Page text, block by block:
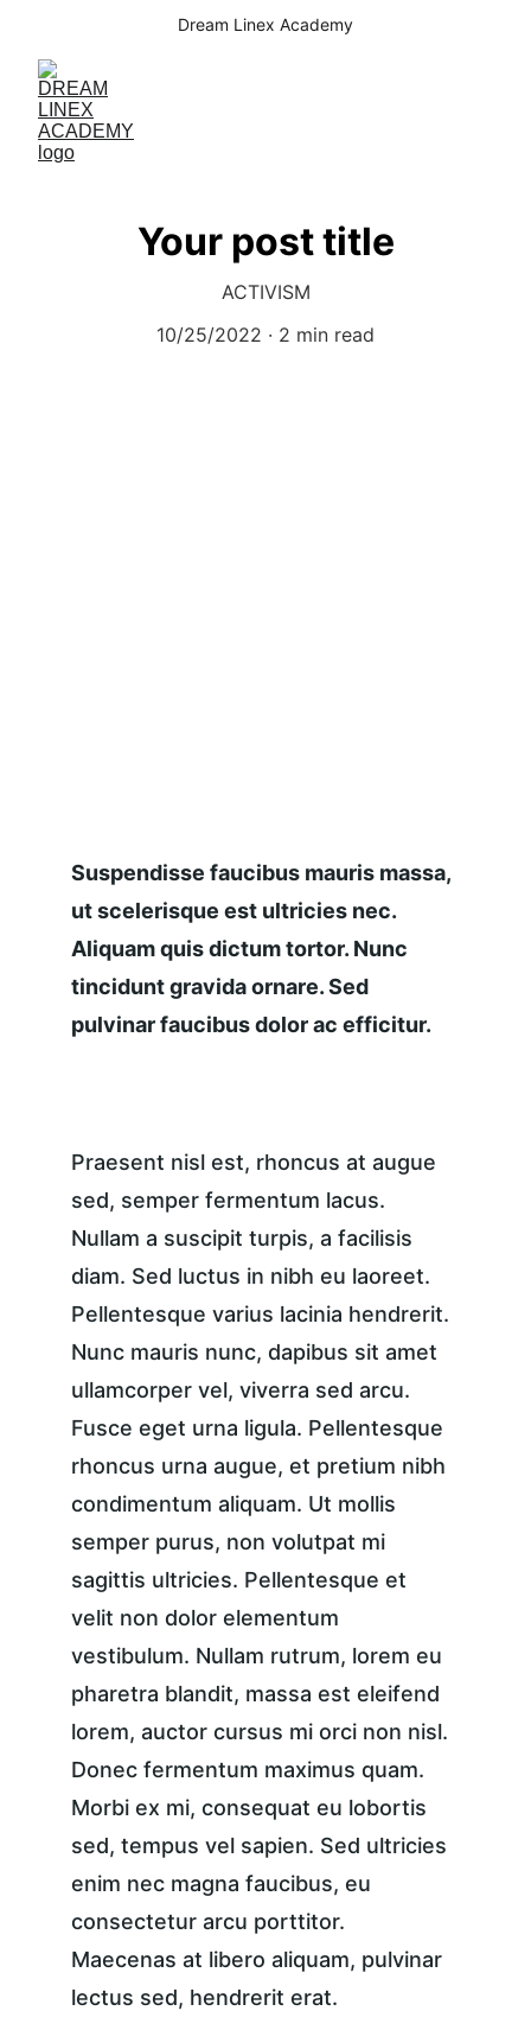
Dream Linex Academy
Your post title
ACTIVISM
10/25/2022
2 min read
Suspendisse faucibus mauris massa,
ut scelerisque est ultricies nec.
Aliquam quis dictum tortor. Nunc
tincidunt gravida ornare. Sed
pulvinar faucibus dolor ac efficitur.
Praesent nisl est, rhoncus at augue
sed, semper fermentum lacus.
Nullam a suscipit turpis, a facilisis
diam. Sed luctus in nibh eu laoreet.
Pellentesque varius lacinia hendrerit.
Nunc mauris nunc, dapibus sit amet
ullamcorper vel, viverra sed arcu.
Fusce eget urna ligula. Pellentesque
rhoncus urna augue, et pretium nibh
condimentum aliquam. Ut mollis
semper purus, non volutpat mi
sagittis ultricies. Pellentesque et
velit non dolor elementum
vestibulum. Nullam rutrum, lorem eu
pharetra blandit, massa est eleifend
lorem, auctor cursus mi orci non nisl.
Donec fermentum maximus quam.
Morbi ex mi, consequat eu lobortis
sed, tempus vel sapien. Sed ultricies
enim nec magna faucibus, eu
consectetur arcu porttitor.
Maecenas at libero aliquam, pulvinar
lectus sed, hendrerit erat.